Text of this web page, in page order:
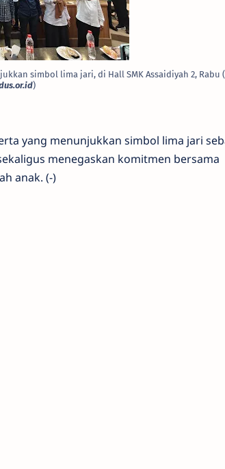
simbol lima jari, di Hall SMK Assaidiyah 2, Rabu
)
yang menunjukkan simbol lima jari
menegaskan komitmen bersama
anak. (-)